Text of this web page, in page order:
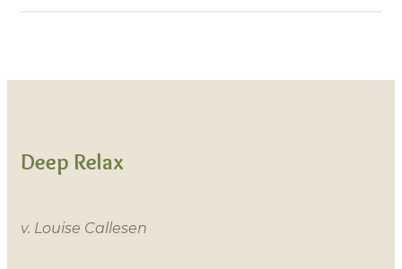
Deep Relax
v. Louise Callesen